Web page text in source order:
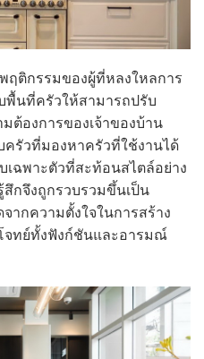
ติกรรมของผู้ที่หลงใหลการ
พื้นที่ครัวให้สามารถปรับ
ต้องการของเจ้าของบ้าน
ครัวที่มองหาครัวที่ใช้งานได้
เฉพาะตัวที่สะท้อนสไตล์อย่าง
กจึงถูกรวบรวมขึ้นเป็น
จากความตั้งใจในการสร้าง
จทย์ทั้งฟังก์ชันและอารมณ์